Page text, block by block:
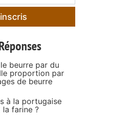
beurre par du
proportion par
de beurre
à la portugaise
farine ?